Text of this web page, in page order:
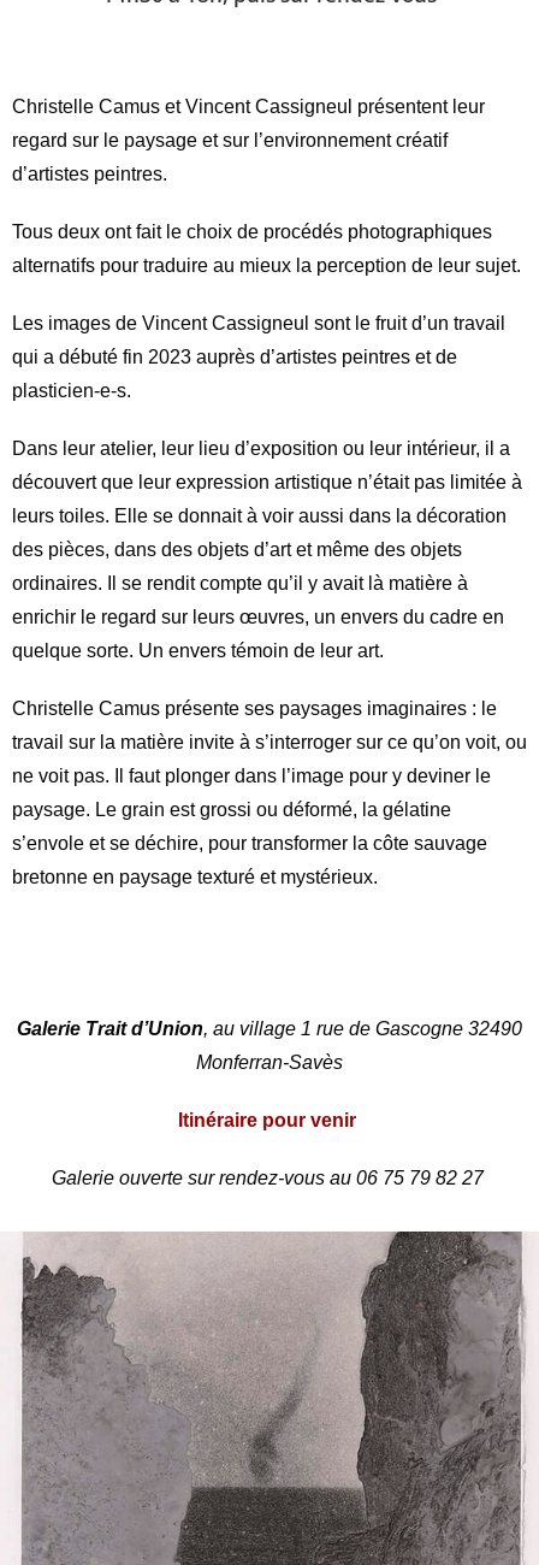
Christelle Camus et Vincent Cassigneul présentent leur
regard sur le paysage et sur l’environnement créatif
d’artistes peintres.
Tous deux ont fait le choix de procédés photographiques
alternatifs pour traduire au mieux la perception de leur sujet.
Les images de Vincent Cassigneul sont le fruit d’un travail
qui a débuté fin 2023 auprès d’artistes peintres et de
plasticien-e-s.
Dans leur atelier, leur lieu d’exposition ou leur intérieur, il a
découvert que leur expression artistique n’était pas limitée à
leurs toiles. Elle se donnait à voir aussi dans la décoration
des pièces, dans des objets d’art et même des objets
ordinaires. Il se rendit compte qu’il y avait là matière à
enrichir le regard sur leurs œuvres, un envers du cadre en
quelque sorte. Un envers témoin de leur art.
Christelle Camus présente ses paysages imaginaires : le
travail sur la matière invite à s’interroger sur ce qu’on voit, ou
ne voit pas. Il faut plonger dans l’image pour y deviner le
paysage. Le grain est grossi ou déformé, la gélatine
s’envole et se déchire, pour transformer la côte sauvage
bretonne en paysage texturé et mystérieux.
Galerie Trait d’Union, au village 1 rue de Gascogne 32490
Monferran-Savès
Itinéraire pour venir
Galerie ouverte sur rendez-vous au 06 75 79 82 27